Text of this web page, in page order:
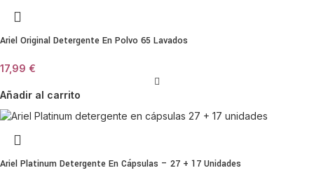
Ariel Original Detergente En Polvo 65 Lavados
17,99 €
Añadir al carrito
Ariel Platinum Detergente En Cápsulas – 27 + 17 Unidades